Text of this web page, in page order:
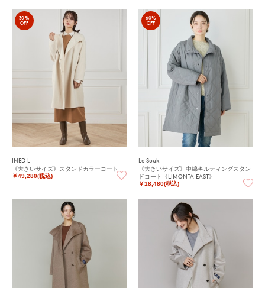
30%
OFF
INED L
《大きいサイズ》スタンドカラーコート
￥49,280(税込)
60%
OFF
Le Souk
《大きいサイズ》中綿キルティングスタン
ドコート《LIMONTA EAST》
￥18,480(税込)